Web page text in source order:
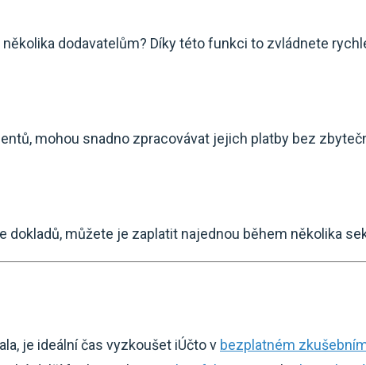
dodavatelům? Díky této funkci to zvládnete
mohou snadno zpracovávat jejich platby bez
dokladů, můžete je zaplatit najednou během několika
je ideální čas vyzkoušet iÚčto v bezplatném